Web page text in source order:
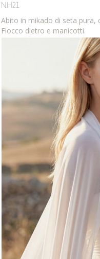
NH21
Abito in mikado di seta pura,
Fiocco dietro e manicotti.